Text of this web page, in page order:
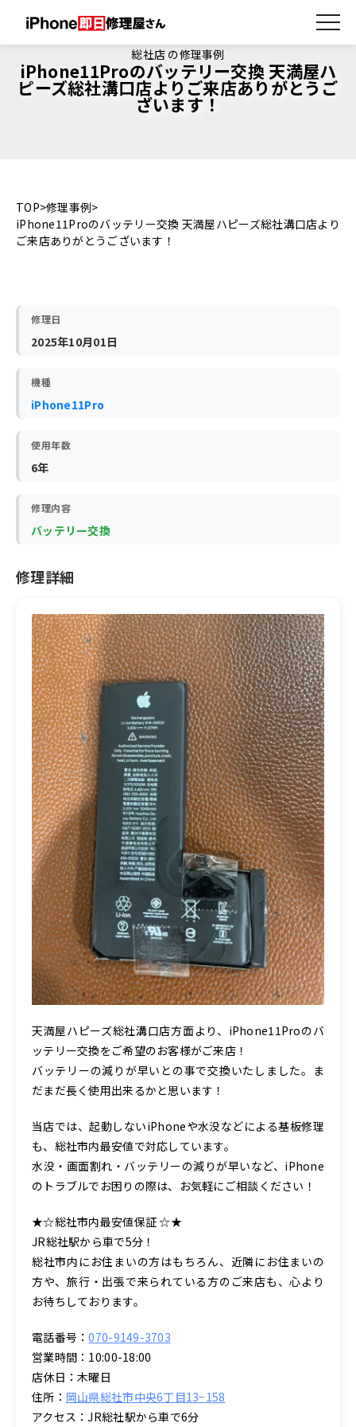
総社店 の修理事例
iPhone11Proのバッテリー交換 天満屋ハ
ピーズ総社溝口店よりご来店ありがとうご
ざいます！
TOP 修理事例
iPhone11Proのバッテリー交換 天満屋ハピーズ総社溝口店より
ご来店ありがとうございます！
修理日
2025年10月01日
機種
iPhone11Pro
使用年数
6年
修理内容
バッテリー交換
修理詳細
天満屋ハピーズ総社溝口店方面より、iPhone11Proのバ
ッテリー交換をご希望のお客様がご来店！
バッテリーの減りが早いとの事で交換いたしました。ま
だまだ長く使用出来るかと思います！
当店では、起動しないiPhoneや水没などによる基板修理
も、総社市内最安値で対応しています。
水没・画面割れ・バッテリーの減りが早いなど、iPhone
のトラブルでお困りの際は、お気軽にご相談ください！
★☆総社市内最安値保証 ☆★
JR総社駅から車で5分！
総社市内にお住まいの方はもちろん、近隣にお住まいの
方や、旅行・出張で来られている方のご来店も、心より
お待ちしております。
電話番号：070-9149-3703
営業時間：10:00-18:00
店休日：木曜日
住所： 岡山県総社市中央6丁目13−158
アクセス：JR総社駅から車で6分